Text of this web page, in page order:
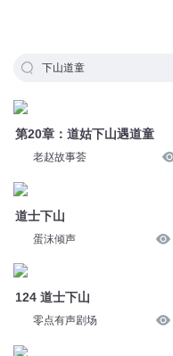
下山道童
第20章：道姑下山遇道童
老赵故事荟
道士下山
蛋沫倾声
124 道士下山
零点有声剧场